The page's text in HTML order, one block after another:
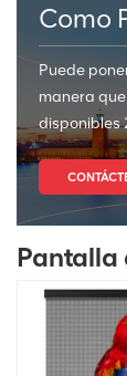
Como
Puede
manera
disponibles
Pantalla